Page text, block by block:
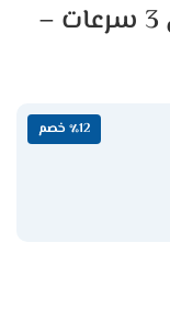
شفاط كومتيل مطبخ بلت ان 3 سرعات –
٪12 خصم